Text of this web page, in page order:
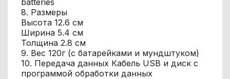
8. Размеры
Высота 12.6 см
Ширина 5.4 см
Толщина 2.8 см
9. Вес 120г (с батарейками и мундштуком)
10. Передача данных Кабель USB и диск с
программой обработки данных